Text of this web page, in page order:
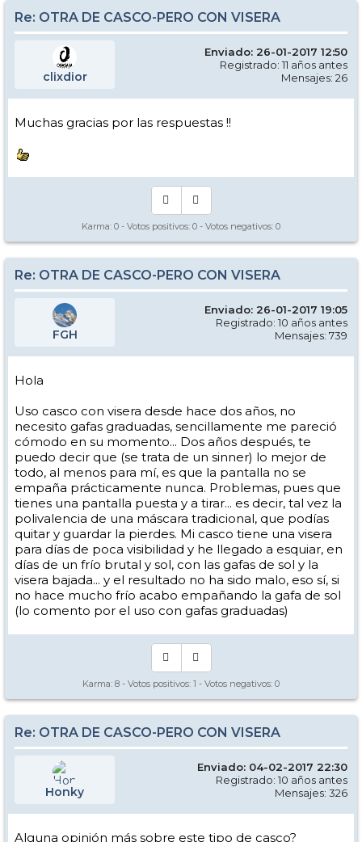
Re: OTRA DE CASCO-PERO CON VISERA
clixdior
Enviado: 26-01-2017 12:50
Registrado: 11 años antes
Mensajes: 26
Muchas gracias por las respuestas !!
Karma: 0 - Votos positivos: 0 - Votos negativos: 0
Re: OTRA DE CASCO-PERO CON VISERA
FGH
Enviado: 26-01-2017 19:05
Registrado: 10 años antes
Mensajes: 739
Hola
Uso casco con visera desde hace dos años, no
necesito gafas graduadas, sencillamente me pareció
cómodo en su momento... Dos años después, te
puedo decir que (se trata de un sinner) lo mejor de
todo, al menos para mí, es que la pantalla no se
empaña prácticamente nunca. Problemas, pues que
tienes una pantalla puesta y a tirar... es decir, tal vez la
polivalencia de una máscara tradicional, que podías
quitar y guardar la pierdes. Mi casco tiene una visera
para días de poca visibilidad y he llegado a esquiar, en
días de un frío brutal y sol, con las gafas de sol y la
visera bajada... y el resultado no ha sido malo, eso sí, si
no hace mucho frío acabo empañando la gafa de sol
(lo comento por el uso con gafas graduadas)
Karma: 8 - Votos positivos: 1 - Votos negativos: 0
Re: OTRA DE CASCO-PERO CON VISERA
Honky
Enviado: 04-02-2017 22:30
Registrado: 10 años antes
Mensajes: 326
Alguna opinión más sobre este tipo de casco?